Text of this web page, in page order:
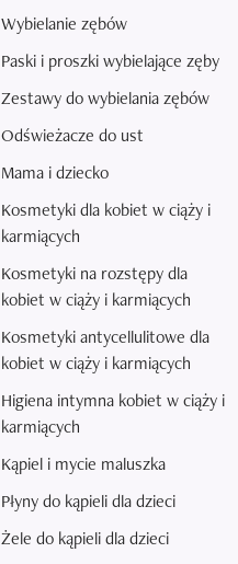
Wybielanie zębów
Paski i proszki wybielające zęby
Zestawy do wybielania zębów
Odświeżacze do ust
Mama i dziecko
Kosmetyki dla kobiet w ciąży i
karmiących
Kosmetyki na rozstępy dla
kobiet w ciąży i karmiących
Kosmetyki antycellulitowe dla
kobiet w ciąży i karmiących
Higiena intymna kobiet w ciąży i
karmiących
Kąpiel i mycie maluszka
Płyny do kąpieli dla dzieci
Żele do kąpieli dla dzieci